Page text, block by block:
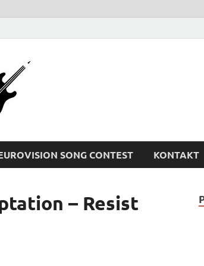
SONG CONTEST KONTAKT
– Resist